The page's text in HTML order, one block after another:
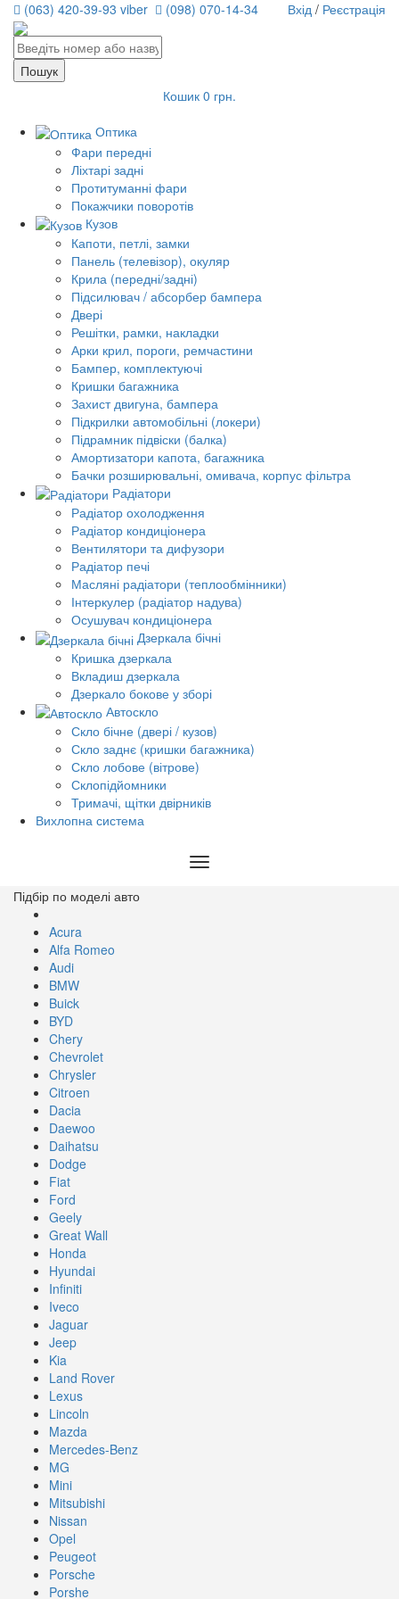
(063) 420-39-93 viber (098) 070-14-34 Вхід / Реєстрація
Кошик 0 грн.
Оптика
Фари передні
Ліхтарі задні
Протитуманні фари
Покажчики поворотів
Кузов
Капоти, петлі, замки
Панель (телевізор), окуляр
Крила (передні/задні)
Підсилювач / абсорбер бампера
Двері
Решітки, рамки, накладки
Арки крил, пороги, ремчастини
Бампер, комплектуючі
Кришки багажника
Захист двигуна, бампера
Підкрилки автомобільні (локери)
Підрамник підвіски (балка)
Амортизатори капота, багажника
Бачки розширювальні, омивача, корпус фільтра
Радіатори
Радіатор охолодження
Радіатор кондиціонера
Вентилятори та дифузори
Радіатор печі
Масляні радіатори (теплообмінники)
Інтеркулер (радіатор надува)
Осушувач кондиціонера
Дзеркала бічні
Кришка дзеркала
Вкладиш дзеркала
Дзеркало бокове у зборі
Автоскло
Скло бічне (двері / кузов)
Скло заднє (кришки багажника)
Скло лобове (вітрове)
Склопідйомники
Тримачі, щітки двірників
Вихлопна система
Toggle
Підбір по моделі авто
Acura
Alfa Romeo
Audi
BMW
Buick
BYD
Chery
Chevrolet
Chrysler
Citroen
Dacia
Daewoo
Daihatsu
Dodge
Fiat
Ford
Geely
Great Wall
Honda
Hyundai
Infiniti
Iveco
Jaguar
Jeep
Kia
Land Rover
Lexus
Lincoln
Mazda
Mercedes-Benz
MG
Mini
Mitsubishi
Nissan
Opel
Peugeot
Porsche
Porshe